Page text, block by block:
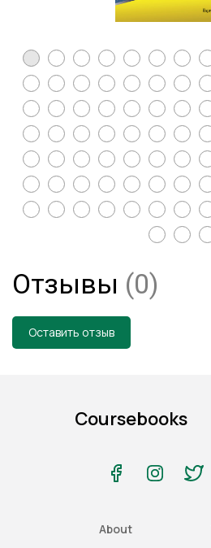
Отзывы (0)
Оставить отзыв
Coursebooks
About